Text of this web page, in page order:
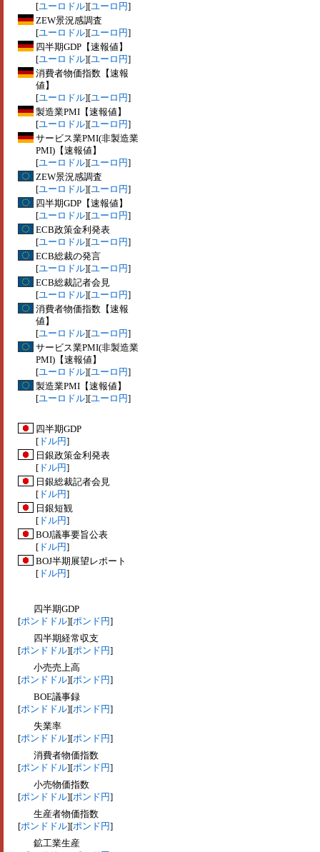
[ユーロドル][ユーロ円]
ZEW景況感調査
[ユーロドル][ユーロ円]
四半期GDP【速報値】
[ユーロドル][ユーロ円]
消費者物価指数【速報
値】
[ユーロドル][ユーロ円]
製造業PMI【速報値】
[ユーロドル][ユーロ円]
サービス業PMI(非製造業
PMI)【速報値】
[ユーロドル][ユーロ円]
ZEW景況感調査
[ユーロドル][ユーロ円]
四半期GDP【速報値】
[ユーロドル][ユーロ円]
ECB政策金利発表
[ユーロドル][ユーロ円]
ECB総裁の発言
[ユーロドル][ユーロ円]
ECB総裁記者会見
[ユーロドル][ユーロ円]
消費者物価指数【速報
値】
[ユーロドル][ユーロ円]
サービス業PMI(非製造業
PMI)【速報値】
[ユーロドル][ユーロ円]
製造業PMI【速報値】
[ユーロドル][ユーロ円]
四半期GDP
[ ドル円]
日銀政策金利発表
[ ドル円]
日銀総裁記者会見
[ ドル円]
日銀短観
[ ドル円]
BOJ議事要旨公表
[ ドル円]
BOJ半期展望レポート
[ ドル円]
四半期GDP
[ポンドドル][ポンド円]
四半期経常収支
[ポンドドル][ポンド円]
小売売上高
[ポンドドル][ポンド円]
BOE議事録
[ポンドドル][ポンド円]
失業率
[ポンドドル][ポンド円]
消費者物価指数
[ポンドドル][ポンド円]
小売物価指数
[ポンドドル][ポンド円]
生産者物価指数
[ポンドドル][ポンド円]
鉱工業生産